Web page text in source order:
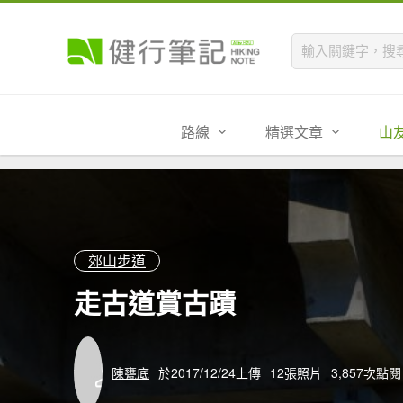
路線 精選文章 山
郊山步道
走古道賞古蹟
陳甕底 於2017/12/24上傳 12張照片 3,857次點閱